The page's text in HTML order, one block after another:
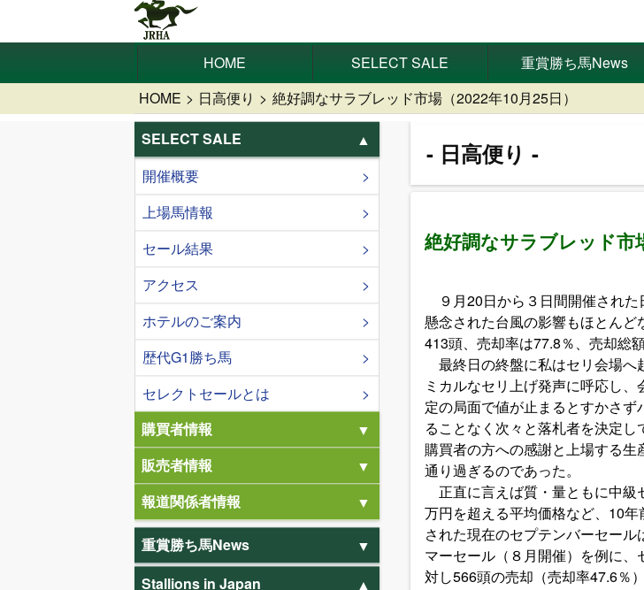
HOME SELECT SALE 重賞勝ち馬News
HOME 日高便り 絶好調なサラブレッド市場（2022年10月25日）
SELECT SALE
開催概要
上場馬情報
セール結果
アクセス
ホテルのご案内
歴代G1勝ち馬
セレクトセールとは
購買者情報
販売者情報
報道関係者情報
重賞勝ち馬News
Stallions in Japan
日高便り
絶好調なサラブレッド市
９月20日から３日間開催された
懸念された台風の影響もほとん
413頭、売却率は77.8％、売却総
最終日の終盤に私はセリ会場へ
ミカルなセリ上げ発声に呼応し
定の局面で値が止まるとすかさ
ることなく次々と落札者を決定
購買者の方への感謝と上場する
通り過ぎるのであった。
正直に言えば質・量ともに中級
万円を超える平均価格など、10
された現在のセプテンバーセー
マーセール（８月開催）を例に
対し566頭の売却（売却率47.6％